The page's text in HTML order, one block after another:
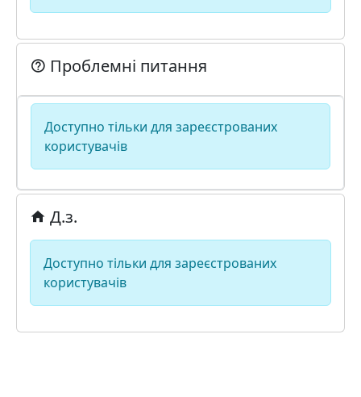
Проблемні питання
Доступно тільки для зареєстрованих
користувачів
Д.з.
Доступно тільки для зареєстрованих
користувачів